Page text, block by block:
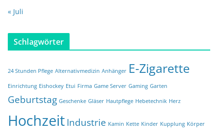
« Juli
Schlagwörter
24 Stunden Pflege Alternativmedizin Anhänger E-Zigarette
Einrichtung Eishockey Etui Firma Game Server Gaming Garten
Geburtstag Geschenke Gläser Hautpflege Hebetechnik Herz
HochzeitIndustrie Kamin Kette Kinder Kupplung Körper